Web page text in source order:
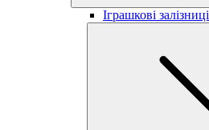
Іграшкові залізниці